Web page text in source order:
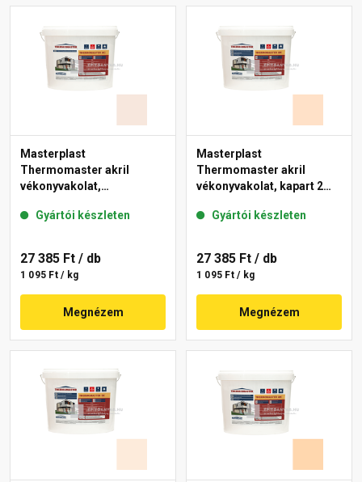
Masterplast
Thermomaster akril
vékonyvakolat,
13-F 25 kg
Gyártói készleten
27 385 Ft / db
1 095 Ft / kg
Megnézem
Masterplast
Thermomaster akril
vékonyvakolat, kapart 2
Gyártói készleten
27 385 Ft / db
1 095 Ft / kg
Megnézem